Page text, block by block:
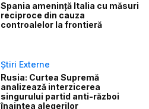
Spania amenință Italia cu măsuri
reciproce din cauza
controalelor la frontieră
Știri Externe
Rusia: Curtea Supremă
analizează interzicerea
singurului partid anti-război
înaintea alegerilor